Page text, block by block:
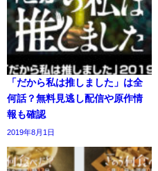
「だから私は推しました」は全
何話？無料見逃し配信や原作情
報も確認
2019年8月1日